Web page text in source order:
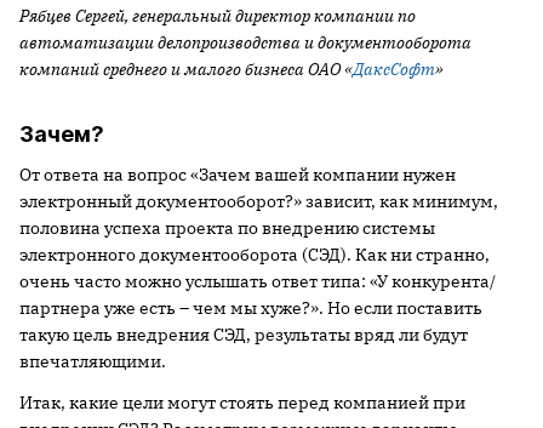
Рябцев Сергей, генеральный директор компании по
автоматизации делопроизводства и документооборота
компаний среднего и малого бизнеса ОАО «ДаксСофт»
Зачем?
От ответа на вопрос «Зачем вашей компании нужен
электронный документооборот?» зависит, как минимум,
половина успеха проекта по внедрению системы
электронного документооборота (СЭД). Как ни странно,
очень часто можно услышать ответ типа: «У конкурента/
партнера уже есть – чем мы хуже?». Но если поставить
такую цель внедрения СЭД, результаты вряд ли будут
впечатляющими.
Итак, какие цели могут стоять перед компанией при